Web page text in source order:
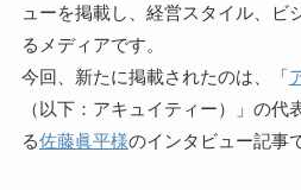
ューを掲載し、経営スタイル、ビ
るメディアです。
今回、新たに掲載されたのは、「
（以下：アキュイティー）」の
る佐藤眞平様のインタビュー記事